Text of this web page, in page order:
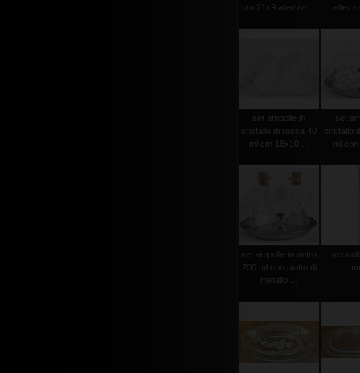
cm.21x9 altezza ...
set ampolle in
cristallo di rocca 40
ml cm 18x10 ...
set
cristallo
ml
set ampolle in vetro
200 ml con piatto di
metallo ...